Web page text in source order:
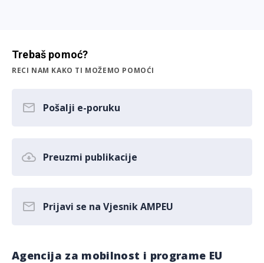
Trebaš pomoć?
RECI NAM KAKO TI MOŽEMO POMOĆI
Pošalji e-poruku
Preuzmi publikacije
Prijavi se na Vjesnik AMPEU
Agencija za mobilnost i programe EU